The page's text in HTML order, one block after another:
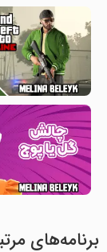
برنامه‌های